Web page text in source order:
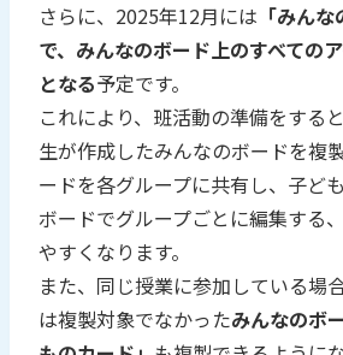
さらに、2025年12月には 「みん
で、みんなのボード上のすべての
となる予定です。
これにより、班活動の準備をする
生が作成したみんなのボードを複
ードを各グループに共有し、子ど
ボードでグループごとに編集する
やすくなります。
また、同じ授業に参加している場
は複製対象でなかったみんなのボ